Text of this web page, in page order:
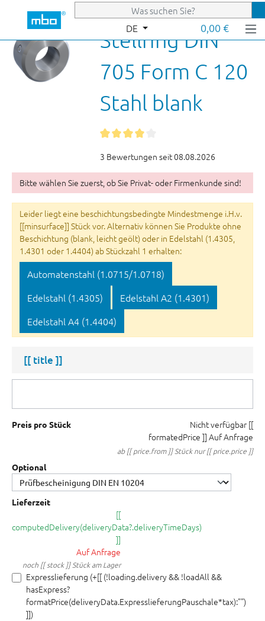
Zum Hauptinhalt springen
DE 0,00 €
Stellring DIN
705 Form C 120
Stahl blank
3 Bewertungen seit 08.08.2026
Bitte wählen Sie zuerst, ob Sie Privat- oder Firmenkunde sind!
Leider liegt eine beschichtungsbedingte Mindestmenge i.H.v.
[[minsurface]] Stück vor. Alternativ können Sie Produkte ohne
Beschichtung (blank, leicht geölt) oder in Edelstahl (1.4305,
1.4301 oder 1.4404) ab Stückzahl 1 erhalten:
Automatenstahl (1.0715/1.0718)
Edelstahl (1.4305)
Edelstahl A2 (1.4301)
Edelstahl A4 (1.4404)
[[ title ]]
Preis pro Stück Nicht verfügbar [[
formatedPrice ]] Auf Anfrage
ab [[ price.from ]] Stück nur [[ price.price ]]
Optional
Lieferzeit
[[
computedDelivery(deliveryData?.deliveryTimeDays)
]]
Auf Anfrage
noch [[ stock ]] Stück am Lager
Expresslieferung (+[[ (!loading.delivery && !loadAll &&
hasExpress?
formatPrice(deliveryData.ExpresslieferungPauschale*tax):"")
]])